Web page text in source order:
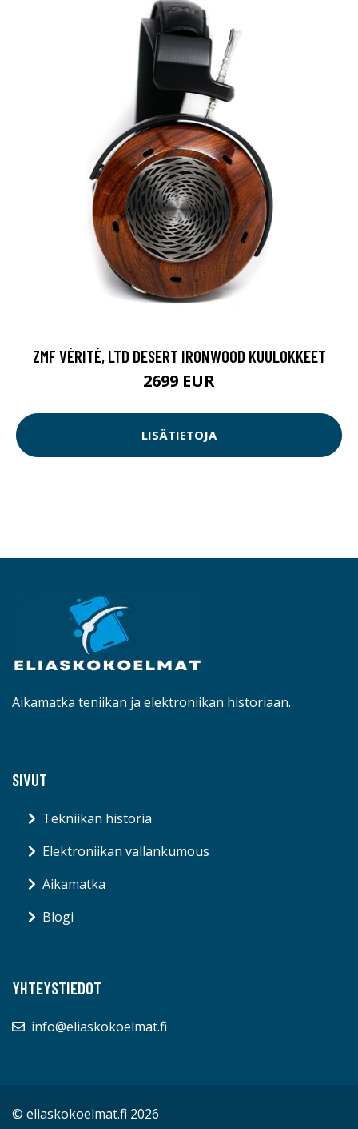
ZMF VÉRITÉ, LTD DESERT IRONWOOD KUULOKKEET
2699 EUR
LISÄTIETOJA
Aikamatka teniikan ja elektroniikan historiaan.
SIVUT
Tekniikan historia
Elektroniikan vallankumous
Aikamatka
Blogi
YHTEYSTIEDOT
info@eliaskokoelmat.fi
© eliaskokoelmat.fi 2026